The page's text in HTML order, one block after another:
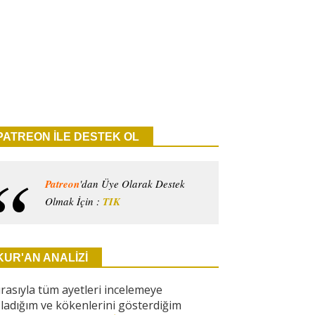
İLE DESTEK OL
Patreon'dan Üye Olarak Destek
Olmak İçin : TIK
ANALİZİ
tüm ayetleri incelemeye
ve kökenlerini gösterdiğim